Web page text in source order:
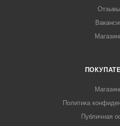
Отзывы
Политика
Публичная